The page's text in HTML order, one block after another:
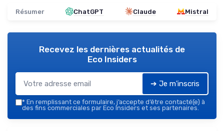
Résumer ChatGPT Claude Mistral
Recevez les dernières actualités de
Eco Insiders
➔ Je m'inscris
* En remplissant ce formulaire, j’accepte d’être contacté(e) à
des fins commerciales par Eco Insiders et ses partenaires.